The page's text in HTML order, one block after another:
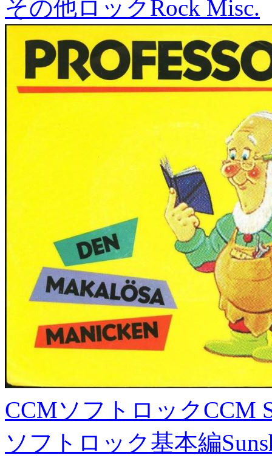
その他ロックRock Misc.
CCMソフトロックCCM
ソフトロック基本編